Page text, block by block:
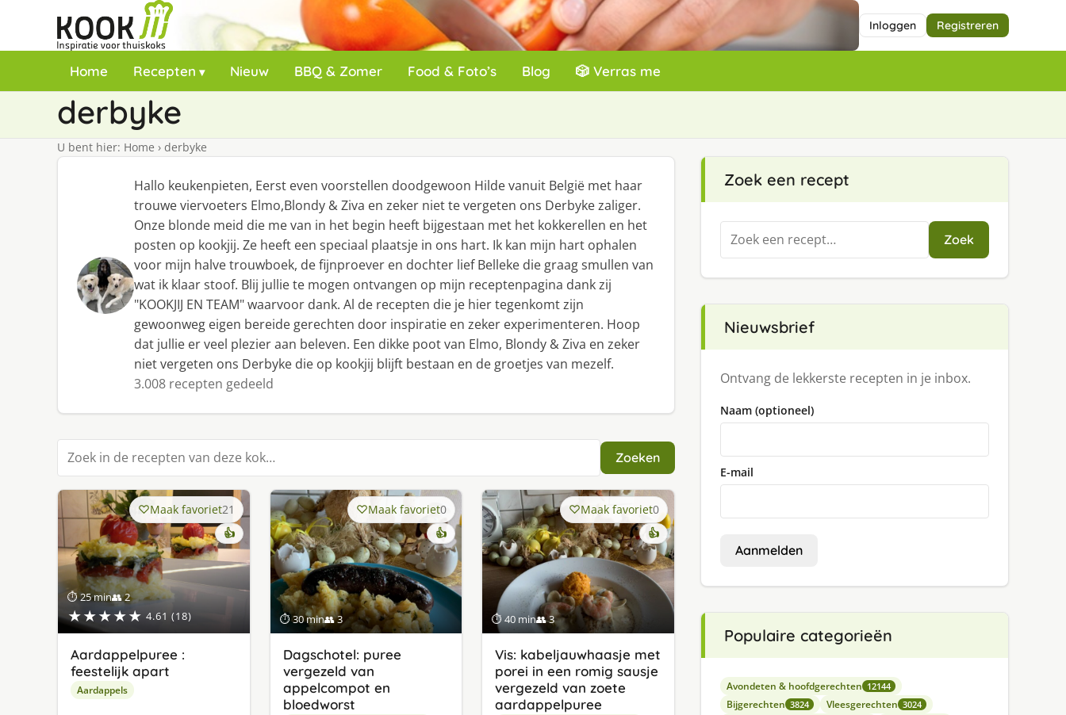
Inloggen Registreren
Home Recepten Nieuw BBQ & Zomer Food & Foto’s Blog 🎲 Verras me
derbyke
U bent hier: Home › derbyke
Hallo keukenpieten, Eerst even voorstellen doodgewoon Hilde vanuit België met haar
trouwe viervoeters Elmo,Blondy & Ziva en zeker niet te vergeten ons Derbyke zaliger.
Onze blonde meid die me van in het begin heeft bijgestaan met het kokkerellen en het
posten op kookjij. Ze heeft een speciaal plaatsje in ons hart. Ik kan mijn hart ophalen
voor mijn halve trouwboek, de fijnproever en dochter lief Belleke die graag smullen van
wat ik klaar stoof. Blij jullie te mogen ontvangen op mijn receptenpagina dank zij
"KOOKJIJ EN TEAM" waarvoor dank. Al de recepten die je hier tegenkomt zijn
gewoonweg eigen bereide gerechten door inspiratie en zeker experimenteren. Hoop
dat jullie er veel plezier aan beleven. Een dikke poot van Elmo, Blondy & Ziva en zeker
niet vergeten ons Derbyke die op kookjij blijft bestaan en de groetjes van mezelf.
3.008 recepten gedeeld
Zoek in recepten Zoeken
⏱ 25 min👥 2
★★★★★ 4.61 (18)
Maak favoriet21
👍
Aardappelpuree :
feestelijk apart
Aardappels
⏱ 30 min👥 3
Maak favoriet0
👍
Dagschotel: puree
vergezeld van
appelcompot en
bloedworst
⏱ 40 min👥 3
Maak favoriet0
👍
Vis: kabeljauwhaasje met
porei in een romig sausje
vergezeld van zoete
aardappelpuree
Zoek een recept
Zoeken
naar:
Zoek
Nieuwsbrief
Ontvang de lekkerste recepten in je inbox.
Naam (optioneel)
E-mail
Aanmelden
Populaire categorieën
Avondeten & hoofdgerechten 12144
Bijgerechten 3824 Vleesgerechten 3024